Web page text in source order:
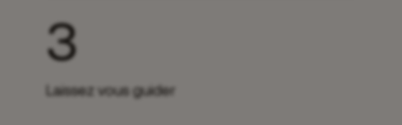
3
Laissez vous guider